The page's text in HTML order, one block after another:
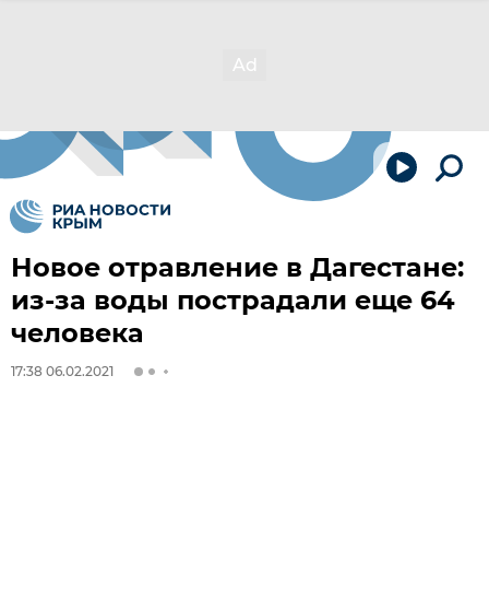
Новое отравление в Дагестане:
из-за воды пострадали еще 64
человека
17:38 06.02.2021